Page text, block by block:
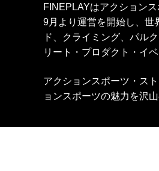
FINEPLAYはアクション
9月より運営を開始し、世
ド、クライミング、パル
リート・プロダクト・イ
アクションスポーツ・ス
ョンスポーツの魅力を沢